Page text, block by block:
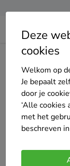
Deze
cookies
Welkom op
Je bepaalt
door je
‘Alle cookies
met het
beschreven
Home Bedrijven
HAN